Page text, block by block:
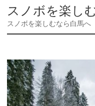
スノボを楽し
スノボを楽しむなら白馬へ